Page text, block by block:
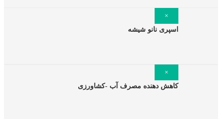
نانو برای کیف و کفش
نانو برای پیراهن
×
اسپری نانو شیشه
×
کاهش دهنده مصرف آب -کشاورزی